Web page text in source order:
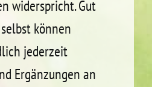
widerspricht. Gut
können
jederzeit
Ergänzungen an